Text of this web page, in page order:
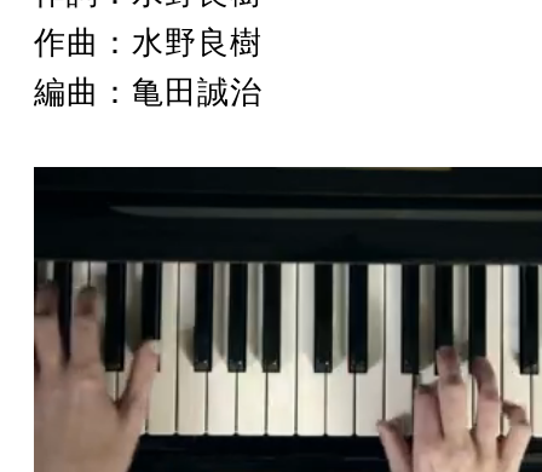
作曲：水野良樹
編曲：亀田誠治